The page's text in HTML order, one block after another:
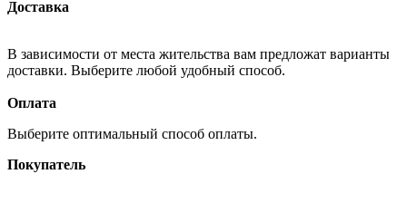
Доставка
В зависимости от места жительства вам предложат варианты
доставки. Выберите любой удобный способ.
Оплата
Выберите оптимальный способ оплаты.
Покупатель